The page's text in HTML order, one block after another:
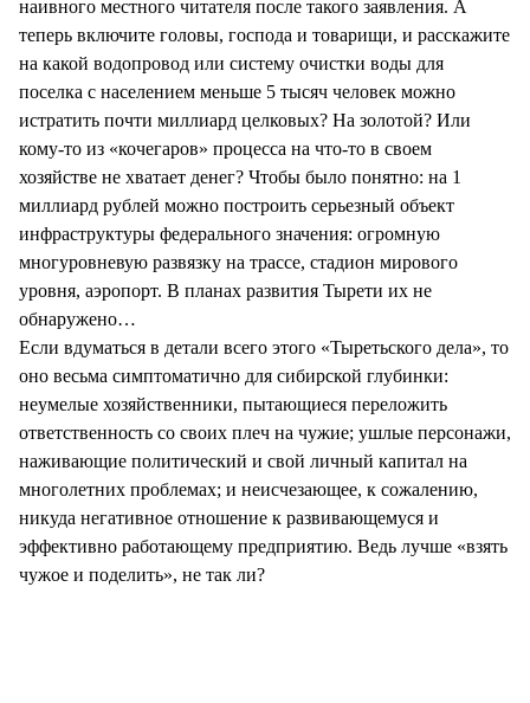
наивного местного читателя после такого заявления. А
теперь включите головы, господа и товарищи, и расскажите
на какой водопровод или систему очистки воды для
поселка с населением меньше 5 тысяч человек можно
истратить почти миллиард целковых? На золотой? Или
кому-то из «кочегаров» процесса на что-то в своем
хозяйстве не хватает денег? Чтобы было понятно: на 1
миллиард рублей можно построить серьезный объект
инфраструктуры федерального значения: огромную
многуровневую развязку на трассе, стадион мирового
уровня, аэропорт. В планах развития Тырети их не
обнаружено…
Если вдуматься в детали всего этого «Тыретьского дела», то
оно весьма симптоматично для сибирской глубинки:
неумелые хозяйственники, пытающиеся переложить
ответственность со своих плеч на чужие; ушлые персонажи,
наживающие политический и свой личный капитал на
многолетних проблемах; и неисчезающее, к сожалению,
никуда негативное отношение к развивающемуся и
эффективно работающему предприятию. Ведь лучше «взять
чужое и поделить», не так ли?